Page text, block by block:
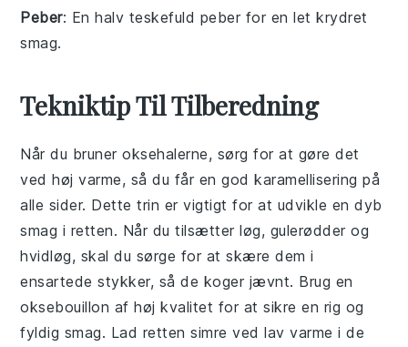
Peber: En halv teskefuld peber for en let krydret
smag.
Tekniktip Til Tilberedning
Når du bruneroksehalerne, sørg for at gøre det
ved høj varme, så du får en god karamellisering på
alle sider. Dette trin er vigtigt for at udvikle en dyb
smag i retten. Når du tilsætterløg, gulerødder og
hvidløg, skal du sørge for at skære dem i
ensartede stykker, så de koger jævnt. Brug en
oksebouillon af høj kvalitet for at sikre en rig og
fyldig smag. Lad retten simre ved lav varme i de